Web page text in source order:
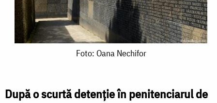
Foto: Oana Nechifor
După o scurtă detenție în penitenciarul de